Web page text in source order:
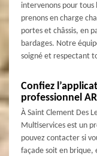
intervenons pour
prenons en charge
portes et châssis, en
bardages. Notre
soigné et respectant
Confiez
professionnel
À Saint Clement Des
Multiservices est un
pouvez contacter si
façade soit en brique,